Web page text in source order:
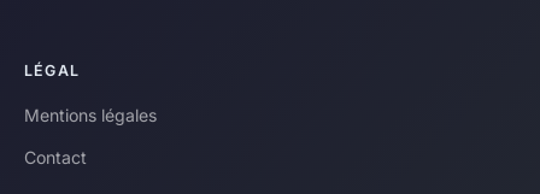
LÉGAL
Mentions légales
Contact